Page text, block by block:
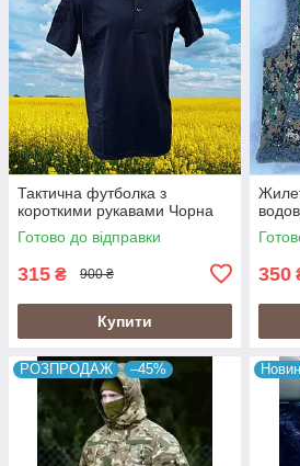
Тактична футболка з
короткими рукавами Чорна
Готово до відправки
315 ₴ 900 ₴
Купити
350
РОЗПРОДАЖ –45%